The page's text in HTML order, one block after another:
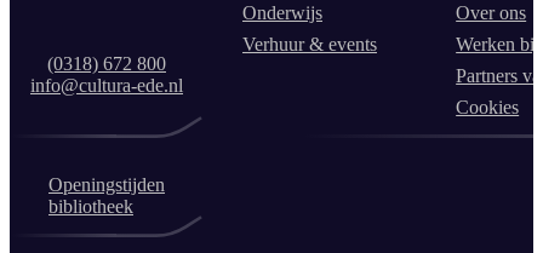
(0318) 672 800
info@cultura-ede.nl
Onderwijs
Verhuur & events
Over ons
Werken
Partners
Cookies
Openingstijden
bibliotheek